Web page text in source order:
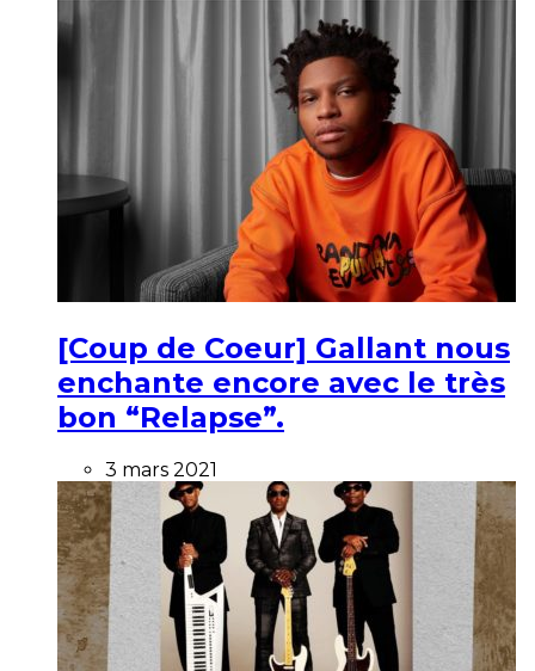
[Coup de Coeur] Gallant nous
enchante encore avec le très
bon “Relapse”.
3 mars 2021